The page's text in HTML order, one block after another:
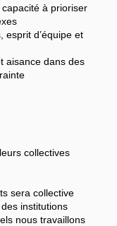
capacité à prioriser
esprit d’équipe et
aisance dans des
collectives
sera collective
institutions
nous travaillons